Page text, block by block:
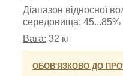
Діапазон відносної
середовища: 45...85%
Вага: 32 кг
ОБОВ'ЯЗКОВО ДО